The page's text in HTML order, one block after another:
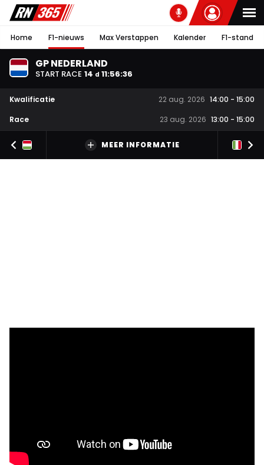
Home F1-nieuws Max Verstappen Kalender F1-stand
GP NEDERLAND
START RACE 14 d 11:56:35
Kwalificatie 22 aug. 2026 14:00 - 15:00
Race
23 aug. 2026 13:00 - 15:00
MEER INFORMATIE